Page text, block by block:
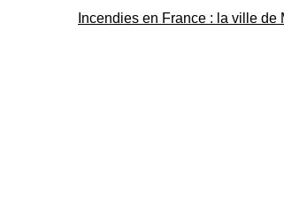
Incendies en France : la ville